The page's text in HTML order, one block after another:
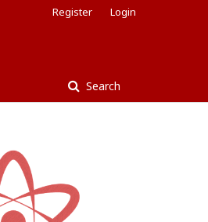
Search
Register Login